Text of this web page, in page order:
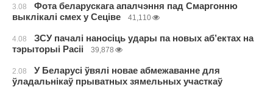
3.08
Фота беларускага апалчэння пад Смаргонню
выклікалі смех у Сеціве
41,110
4.08
ЗСУ пачалі наносіць удары па новых аб’ектах на
тэрыторыі Расіі
39,878
2.08
У Беларусі ўвялі новае абмежаванне для
ўладальнікаў прыватных зямельных участкаў